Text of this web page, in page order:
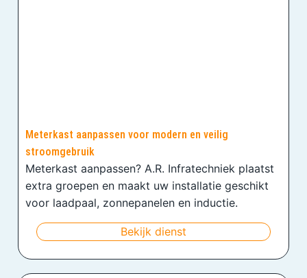
Meterkast aanpassen voor modern en veilig
stroomgebruik
Meterkast aanpassen? A.R. Infratechniek plaatst
extra groepen en maakt uw installatie geschikt
voor laadpaal, zonnepanelen en inductie.
Bekijk dienst